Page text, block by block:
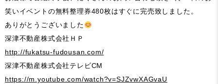
笑いイベントの無料整理券480枚はすぐに完売致しました。
ありがとうございました
深津不動産株式会社ＨＰ
http://fukatsu-fudousan.com/
深津不動産株式会社テレビCM
https://m.youtube.com/watch?v=SJZvwXAGvaU